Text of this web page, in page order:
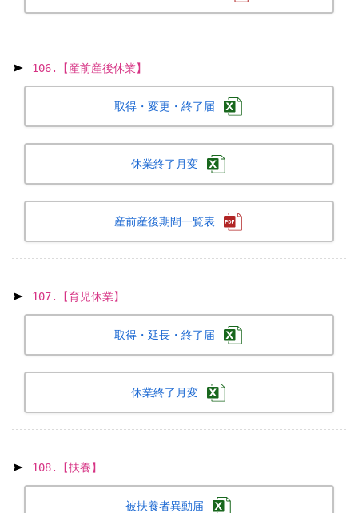
106.【産前産後休業】
取得・変更・終了届
休業終了月変
産前産後期間一覧表
107.【育児休業】
取得・延長・終了届
休業終了月変
108.【扶養】
被扶養者異動届